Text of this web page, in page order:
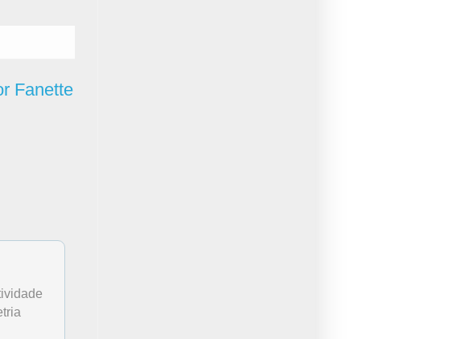
Fanette